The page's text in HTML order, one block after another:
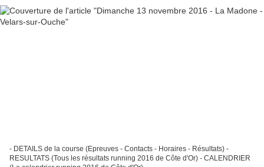
- DETAILS de la course (Epreuves - Contacts - Horaires - Résultats) -
RESULTATS (Tous les résultats running 2016 de Côte d'Or) - CALENDRIER